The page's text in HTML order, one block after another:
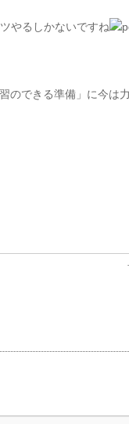
やるしかないですね
のできる準備」に今は